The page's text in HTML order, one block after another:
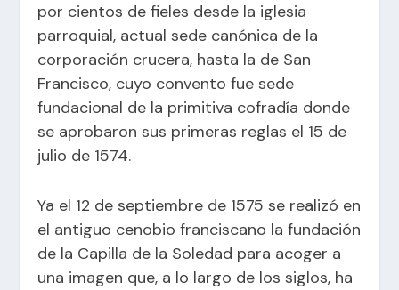
por cientos de fieles desde la iglesia
parroquial, actual sede canónica de la
corporación crucera, hasta la de San
Francisco, cuyo convento fue sede
fundacional de la primitiva cofradía donde
se aprobaron sus primeras reglas el 15 de
julio de 1574.
Ya el 12 de septiembre de 1575 se realizó en
el antiguo cenobio franciscano la fundación
de la Capilla de la Soledad para acoger a
una imagen que, a lo largo de los siglos, ha